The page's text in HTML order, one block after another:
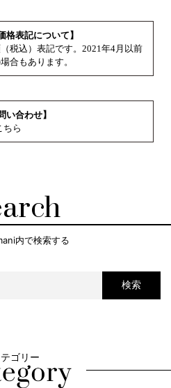
格表記について】
税込）表記です。2021年4月以前
合もあります。
い合わせ】
ちら
内で検索する
検索
ゴリー